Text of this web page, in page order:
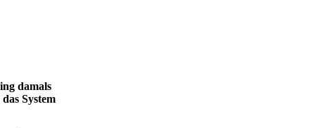
damals
System